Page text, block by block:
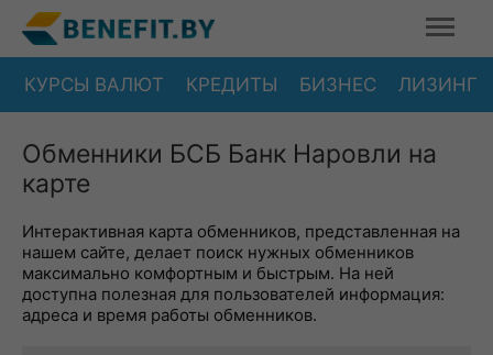
КУРСЫ ВАЛЮТ КРЕДИТЫ БИЗНЕС ЛИЗИНГ
Обменники БСБ Банк Наровли на
карте
Интерактивная карта обменников, представленная на
нашем сайте, делает поиск нужных обменников
максимально комфортным и быстрым. На ней
доступна полезная для пользователей информация:
адреса и время работы обменников.